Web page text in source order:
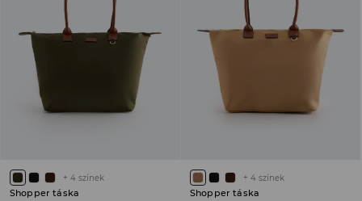
+ 4 színek
Shopper táska
+ 4 színek
Shopper táska